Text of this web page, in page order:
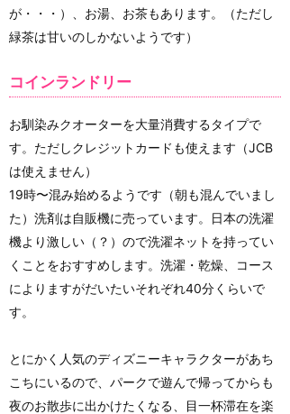
が・・・）、お湯、お茶もあります。（ただし
緑茶は甘いのしかないようです）
コインランドリー
お馴染みクオーターを大量消費するタイプで
す。ただしクレジットカードも使えます（JCB
は使えません）
19時〜混み始めるようです（朝も混んでいまし
た）洗剤は自販機に売っています。日本の洗濯
機より激しい（？）ので洗濯ネットを持ってい
くことをおすすめします。洗濯・乾燥、コース
によりますがだいたいそれぞれ40分くらいで
す。
とにかく人気のディズニーキャラクターがあち
こちにいるので、パークで遊んで帰ってからも
夜のお散歩に出かけたくなる、目一杯滞在を楽